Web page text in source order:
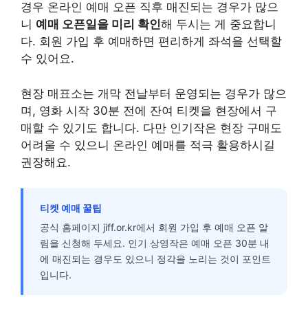
경우 온라인 예매 오픈 직후 매진되는 경우가 많으
니 예매 오픈일을 미리 확인해 두시는 게 중요합니
다. 회원 가입 후 예매하면 편리하게 좌석을 선택할
수 있어요.
현장 매표소는 개막 전날부터 운영되는 경우가 많으
며, 영화 시작 30분 전에 잔여 티켓을 현장에서 구
매할 수 있기도 합니다. 다만 인기작은 현장 구매도
어려울 수 있으니 온라인 예매를 적극 활용하시길
권장해요.
티켓 예매 꿀팁
공식 홈페이지 jiff.or.kr에서 회원 가입 후 예매 오픈 알
림을 신청해 두세요. 인기 상영작은 예매 오픈 30분 내
에 매진되는 경우도 있으니 정각을 노리는 것이 포인트
입니다.